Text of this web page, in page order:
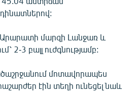
Արարատի մարզի Լանջառ և
2-3 բալլ ուժգնությամբ:
մոտավորապես
էին տեղի ունեցել նաև